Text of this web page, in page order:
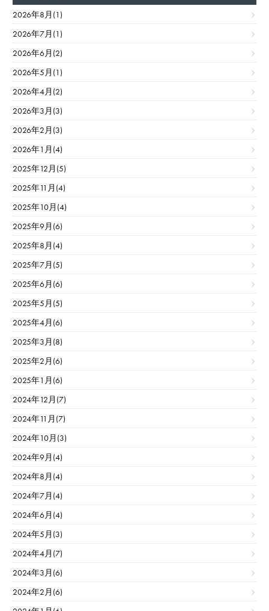
2026年8月(1)
2026年7月(1)
2026年6月(2)
2026年5月(1)
2026年4月(2)
2026年3月(3)
2026年2月(3)
2026年1月(4)
2025年12月(5)
2025年11月(4)
2025年10月(4)
2025年9月(6)
2025年8月(4)
2025年7月(5)
2025年6月(6)
2025年5月(5)
2025年4月(6)
2025年3月(8)
2025年2月(6)
2025年1月(6)
2024年12月(7)
2024年11月(7)
2024年10月(3)
2024年9月(4)
2024年8月(4)
2024年7月(4)
2024年6月(4)
2024年5月(3)
2024年4月(7)
2024年3月(6)
2024年2月(6)